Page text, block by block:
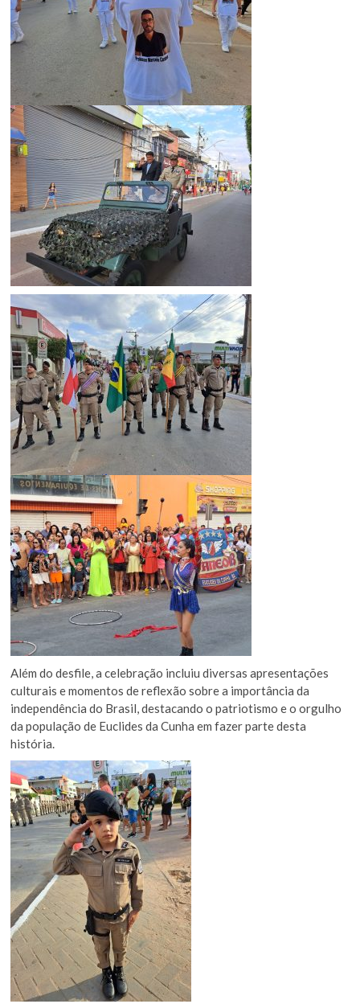
Além do desfile, a celebração incluiu diversas apresentações
culturais e momentos de reflexão sobre a importância da
independência do Brasil, destacando o patriotismo e o orgulho
da população de Euclides da Cunha em fazer parte desta
história.